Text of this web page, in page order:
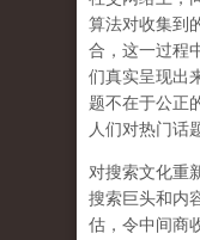
算法对收集到
合，这一过程
们真实呈现出
题不在于公正
人们对热门话
对搜索文化重
搜索巨头和内
估，令中间商